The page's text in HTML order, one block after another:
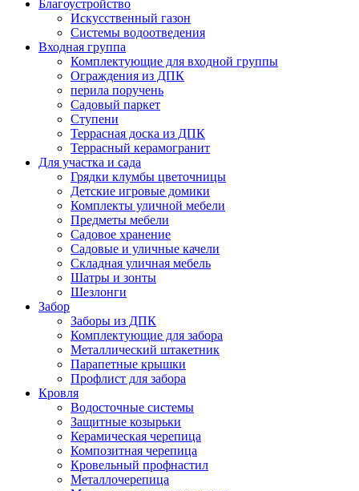
Благоустройство
Искусственный газон
Системы водоотведения
Входная группа
Комплектующие для входной группы
Ограждения из ДПК
перила поручень
Садовый паркет
Ступени
Террасная доска из ДПК
Террасный керамогранит
Для участка и сада
Грядки клумбы цветочницы
Детские игровые домики
Комплекты уличной мебели
Предметы мебели
Садовое хранение
Садовые и уличные качели
Складная уличная мебель
Шатры и зонты
Шезлонги
Забор
Заборы из ДПК
Комплектующие для забора
Металлический штакетник
Парапетные крышки
Профлист для забора
Кровля
Водосточные системы
Защитные козырьки
Керамическая черепица
Композитная черепица
Кровельный профнастил
Металлочерепица